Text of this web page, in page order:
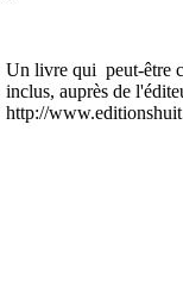
Un livre qui peut-être
inclus, auprès de
http://